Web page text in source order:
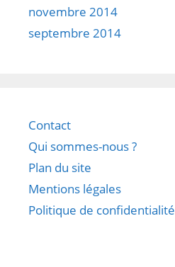
novembre 2014
septembre 2014
Contact
Qui sommes-nous ?
Plan du site
Mentions légales
Politique de confidentialité